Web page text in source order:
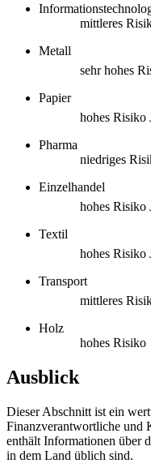
mittleres
Metall
sehr hohes
Papier
hohes Risiko
Pharma
niedriges
Einzelhandel
hohes Risiko
Textil
hohes Risiko
Transport
mittleres
Holz
hohes Risiko
Ausblick
Dieser Abschnitt ist ein
Finanzverantwortliche und
enthält Informationen über
in dem Land üblich sind.